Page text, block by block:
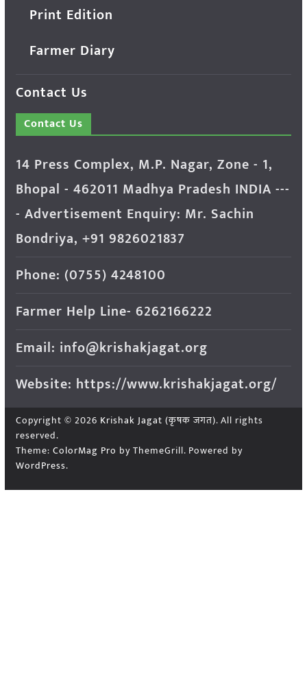
Print Edition
Farmer Diary
Contact Us
Contact Us
14 Press Complex, M.P. Nagar, Zone - 1,
Bhopal - 462011 Madhya Pradesh INDIA ---
- Advertisement Enquiry: Mr. Sachin
Bondriya, +91 9826021837
Phone: (0755) 4248100
Farmer Help Line- 6262166222
Email: info@krishakjagat.org
Website: https://www.krishakjagat.org/
Copyright © 2026 Krishak Jagat (कृषक जगत). All rights
reserved.
Theme: ColorMag Pro by ThemeGrill. Powered by
WordPress.